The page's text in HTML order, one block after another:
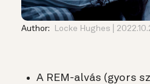
Author: Locke Hughes
A REM-alvás (gyors